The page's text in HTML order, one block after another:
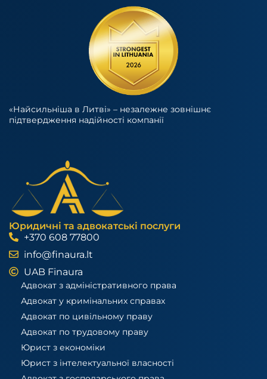
«Найсильніша в Литві» – незалежне зовнішнє
підтвердження надійності компанії
Юридичні та адвокатські послуги
+370 608 77800
info@finaura.lt
UAB Finaura
Адвокат з адміністративного права
Адвокат у кримінальних справах
Адвокат по цивільному праву
Адвокат по трудовому праву
Юрист з економіки
Юрист з інтелектуальної власності